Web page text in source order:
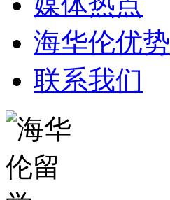
海华伦优势
联系我们